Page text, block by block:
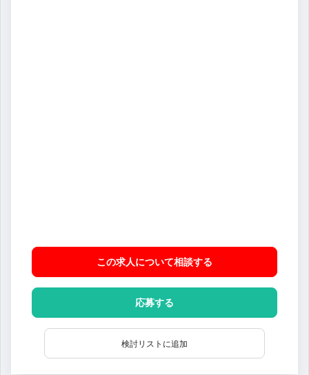
この求人について相談する
応募する
検討リストに追加